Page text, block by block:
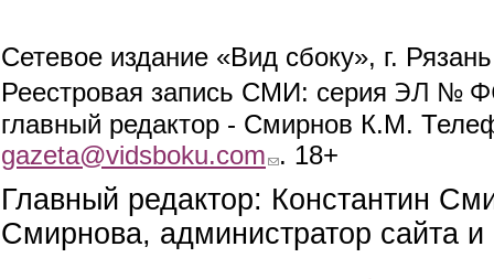
Сетевое издание «Вид сбоку», г.
Реестровая запись СМИ: серия ЭЛ №
главный редактор - Смирнов К.М.
gazeta@vidsboku.com (link sends e-mail)
. 18+
Главный редактор: Константин
Смирнова, администратор сайта